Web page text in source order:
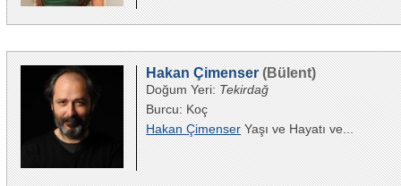
Hakan Çimenser (Bülent)
Doğum Yeri:Tekirdağ
Burcu: Koç
Hakan ÇimenserYaşı ve Hayatı ve...